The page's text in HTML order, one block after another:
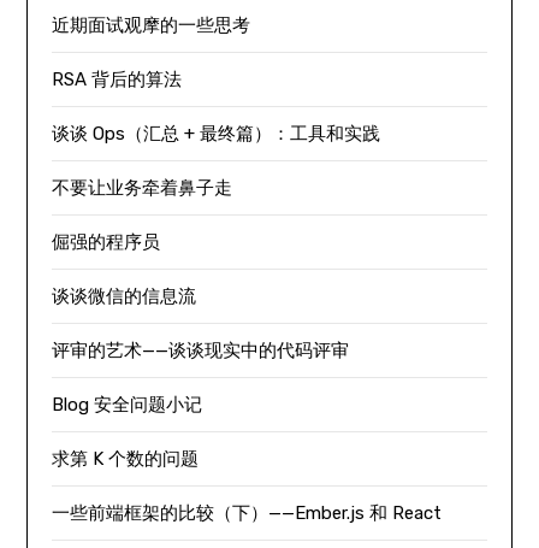
近期面试观摩的一些思考
RSA 背后的算法
谈谈 Ops（汇总 + 最终篇）：工具和实践
不要让业务牵着鼻子走
倔强的程序员
谈谈微信的信息流
评审的艺术——谈谈现实中的代码评审
Blog 安全问题小记
求第 K 个数的问题
一些前端框架的比较（下）——Ember.js 和 React